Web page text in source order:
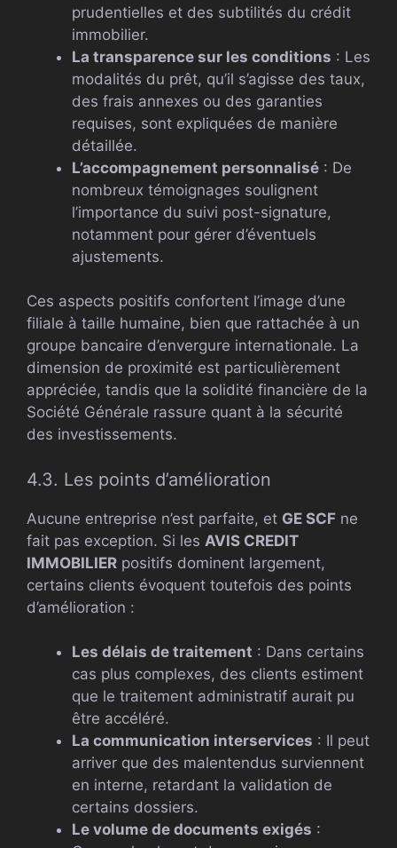
prudentielles et des subtilités du crédit
immobilier.
La transparence sur les conditions : Les
modalités du prêt, qu’il s’agisse des taux,
des frais annexes ou des garanties
requises, sont expliquées de manière
détaillée.
L’accompagnement personnalisé : De
nombreux témoignages soulignent
l’importance du suivi post-signature,
notamment pour gérer d’éventuels
ajustements.
Ces aspects positifs confortent l’image d’une
filiale à taille humaine, bien que rattachée à un
groupe bancaire d’envergure internationale. La
dimension de proximité est particulièrement
appréciée, tandis que la solidité financière de la
Société Générale rassure quant à la sécurité
des investissements.
4.3. Les points d’amélioration
Aucune entreprise n’est parfaite, et GE SCF ne
fait pas exception. Si les AVIS CREDIT
IMMOBILIER positifs dominent largement,
certains clients évoquent toutefois des points
d’amélioration :
Les délais de traitement : Dans certains
cas plus complexes, des clients estiment
que le traitement administratif aurait pu
être accéléré.
La communication interservices : Il peut
arriver que des malentendus surviennent
en interne, retardant la validation de
certains dossiers.
Le volume de documents exigés :